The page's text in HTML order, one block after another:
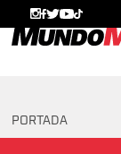
PORTADA